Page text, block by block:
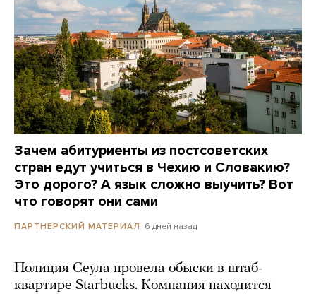
Зачем абитуриенты из постсоветских
стран едут учиться в Чехию и Словакию?
Это дорого? А язык сложно выучить? Вот
что говорят они сами
ПАРТНЕРСКИЙ МАТЕРИАЛ 6 дней назад
Полиция Сеула провела обыски в штаб-
квартире Starbucks. Компания находится